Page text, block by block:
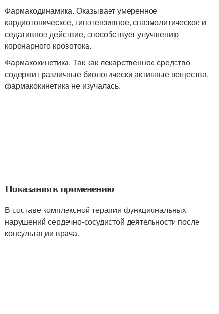
Фармакодинамика. Оказывает умеренное
кардиотоническое, гипотензивное, спазмолитическое и
седативное действие, способствует улучшению
коронарного кровотока.
Фармакокинетика. Так как лекарственное средство
содержит различные биологически активные вещества,
фармакокинетика не изучалась.
Показания к применению
В составе комплексной терапии функциональных
нарушений сердечно-сосудистой деятельности после
консультации врача.